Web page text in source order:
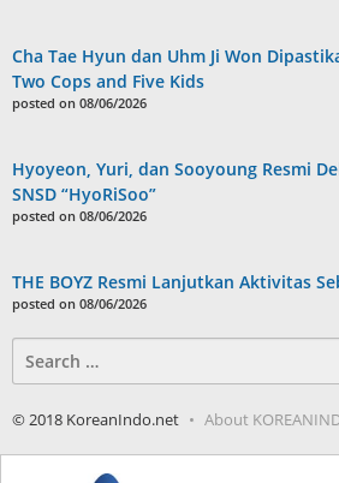
Cha Tae Hyun dan Uhm Ji Won
Two Cops and Five Kids
posted on 08/06/2026
Hyoyeon, Yuri, dan Sooyoung Resmi
SNSD “HyoRiSoo”
posted on 08/06/2026
THE BOYZ Resmi Lanjutkan Aktivitas
posted on 08/06/2026
for:
© 2018 KoreanIndo.net About